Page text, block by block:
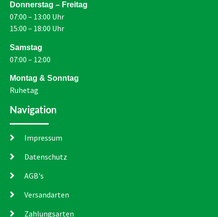
Donnerstag – Freitag
07:00 – 13:00 Uhr
15:00 – 18:00 Uhr
Samstag
07:00 – 12:00
Montag & Sonntag
Ruhetag
Navigation
Impressum
Datenschutz
AGB's
Versandarten
Zahlungsarten